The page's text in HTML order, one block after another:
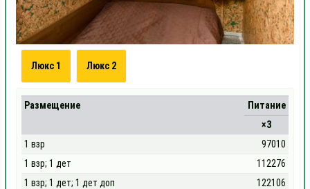
Люкс 1 Люкс 2
Размещение
Питание
×3
1 взр
97010
1 взр; 1 дет
112276
1 взр; 1 дет; 1 дет доп
122106